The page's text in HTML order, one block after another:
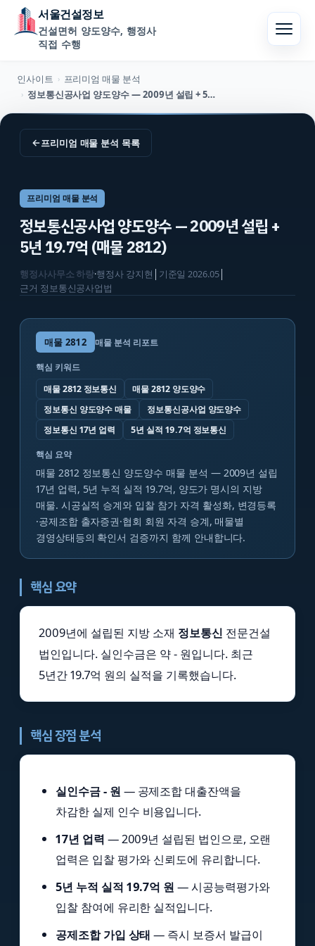
서울건설정보
건설면허 양도양수, 행정사
직접 수행
인사이트 › 프리미엄 매물 분석
› 정보통신공사업 양도양수 — 2009년 설립 + 5년 19.7억 (매물 2812)
←프리미엄 매물 분석 목록
프리미엄 매물 분석
정보통신공사업 양도양수 — 2009년 설립 +
5년 19.7억 (매물 2812)
행정사사무소 하랑·행정사 강지현 기준일2026.05│
근거 정보통신공사업법
매물 2812 매물 분석 리포트
핵심 키워드
매물 2812 정보통신
매물 2812 양도양수
정보통신 양도양수 매물
정보통신공사업 양도양수
정보통신 17년 업력
5년 실적 19.7억 정보통신
핵심 요약
매물 2812 정보통신 양도양수 매물 분석 — 2009년 설립
17년 업력, 5년 누적 실적 19.7억, 양도가 명시의 지방
매물. 시공실적 승계와 입찰 참가 자격 활성화, 변경등록
·공제조합 출자증권·협회 회원 자격 승계, 매물별
경영상태등의 확인서 검증까지 함께 안내합니다.
핵심 요약
2009년에 설립된 지방 소재 정보통신 전문건설
법인입니다. 실인수금은 약 - 원입니다. 최근
5년간 19.7억 원의 실적을 기록했습니다.
핵심 장점 분석
실인수금 - 원 — 공제조합 대출잔액을
차감한 실제 인수 비용입니다.
17년 업력 — 2009년 설립된 법인으로, 오랜
업력은 입찰 평가와 신뢰도에 유리합니다.
5년 누적 실적 19.7억 원 — 시공능력평가와
입찰 참여에 유리한 실적입니다.
공제조합 가입 상태 — 즉시 보증서 발급이